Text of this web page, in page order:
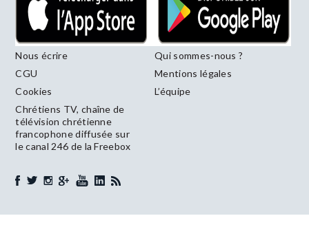
Nous écrire
Qui sommes-nous ?
CGU
Mentions légales
Cookies
L’équipe
Chrétiens TV, chaîne de
télévision chrétienne
francophone diffusée sur
le canal 246 de la Freebox